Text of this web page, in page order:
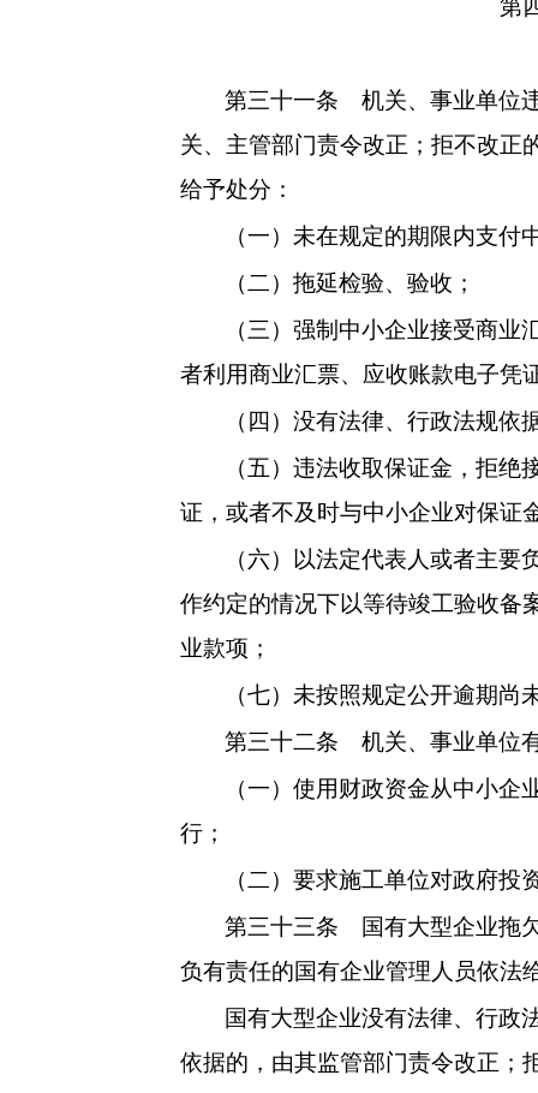
第
第三十一条 机关、事业单位
关、主管部门责令改正；拒不改正
给予处分：
（一）未在规定的期限内支付
（二）拖延检验、验收；
（三）强制中小企业接受商
者利用商业汇票、应收账款电子凭
（四）没有法律、行政法规
（五）违法收取保证金，拒
证，或者不及时与中小企业对保证
（六）以法定代表人或者主
作约定的情况下以等待竣工验收备
业款项；
（七）未按照规定公开逾期
第三十二条 机关、事业单位
（一）使用财政资金从中小
行；
（二）要求施工单位对政府投
第三十三条 国有大型企业拖
负有责任的国有企业管理人员依法
国有大型企业没有法律、行政
依据的，由其监管部门责令改正；